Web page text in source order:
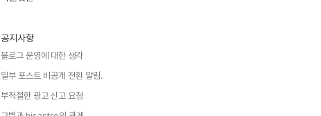
공지사항
블로그 운영에 대한 생각
일부 포스트 비공개 전환 알림.
부적절한 광고 신고 요청